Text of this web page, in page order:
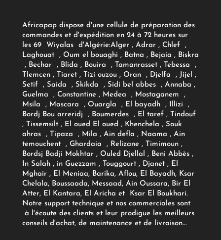
Africapap dispose d'une cellule de préparation des
commandes et d'expédition en 24 à 72 heures sur
les 69 Wiyalas d'Algérie:Alger , Adrar, Chlef ,
Laghouat , Oum el bouaghi , Batna , Bejaia , Biskra
, Bechar , Blida , Bouira , Tamanrasset , Tebessa ,
Tlemcen , Tiaret , Tizi ouzou , Oran , Djelfa , Jijel ,
Setif , Saida , Skikda , Sidi bel abbes , Annaba ,
Guelma , Constantine , Medea , Mostaganem ,
Msila , Mascara , Ouargla , El bayadh , Illizi ,
Bordj Bou arreridj , Boumerdes , El taref , Tindouf
, Tissemsilt , El oued El oued , Khenchela , Souk
ahras , Tipaza , Mila , Ain defla , Naama , Ain
temouchent , Ghardaia , Relizane , Timimoun ,
Bordsj Badji Mokhtar , Ouled Djellal , Beni Abbès ,
In Salah , in Guezzam , Touggourt , Djanet , El
Mghair , El Meniaa, Barika, Aflou, El Bayadh, Ksar
Chelala, Boussaada, Messaad, Ain Oussara, Bir El
Atter, El Kantara, El Aricha et Ksar El Boukhari.
Notre support technique et nos commerciales sont
à l'écoute des clients et leur prodigue les meilleurs
conseils d'achat, de maintenance et de livraison...